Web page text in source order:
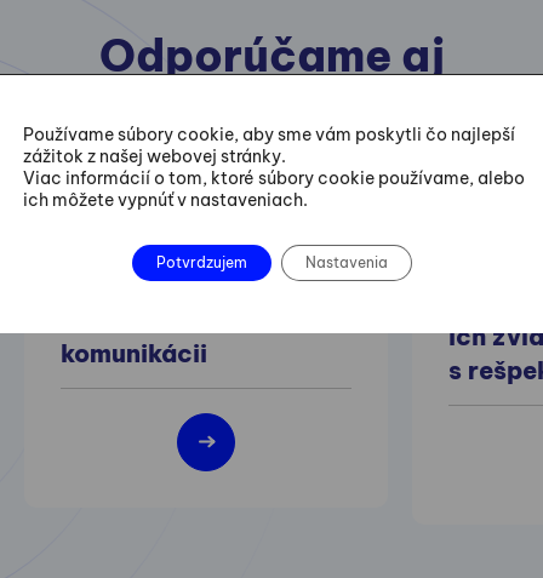
Odporúčame aj
Ako zlepšiť customer
experience v
komunikácii
ich
s
Používame súbory cookie, aby sme vám poskytli čo najlepší
zážitok z našej webovej stránky.
Viac informácií o tom, ktoré súbory cookie používame, alebo
ich môžete vypnúť v nastaveniach.
Potvrdzujem Nastavenia